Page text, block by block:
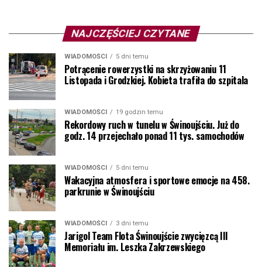
NAJCZĘŚCIEJ CZYTANE
WIADOMOŚCI 5 dni temu
Potrącenie rowerzystki na skrzyżowaniu 11
Listopada i Grodzkiej. Kobieta trafiła do szpitala
WIADOMOŚCI 19 godzin temu
Rekordowy ruch w tunelu w Świnoujściu. Już do
godz. 14 przejechało ponad 11 tys. samochodów
WIADOMOŚCI 5 dni temu
Wakacyjna atmosfera i sportowe emocje na 458.
parkrunie w Świnoujściu
WIADOMOŚCI 3 dni temu
Jarigol Team Flota Świnoujście zwycięzcą III
Memoriału im. Leszka Zakrzewskiego